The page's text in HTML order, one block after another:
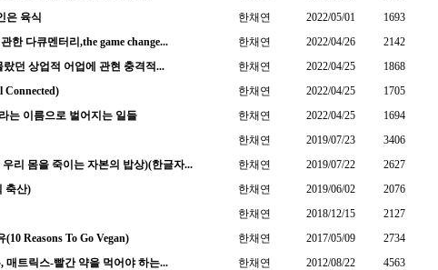
은 육식 한채연 2022/05/01 1693
한 다큐멘터리,the game change... 한채연 2022/04/26 2142
랐던 상업적 어업에 관현 충격적... 한채연 2022/04/25 1868
한채연 2022/04/25 1705
는 이름으로 벌어지는 일들 한채연 2022/04/25 1694
한채연 2019/07/23 3406
리 몸을 죽이는 자본의 밥상)(한글자... 한채연 2019/07/22 2627
축산) 한채연 2019/06/02 2076
한채연 2018/12/15 2127
Reasons To Go Vegan) 한채연 2017/05/09 2734
매트릭스-빨간 약을 먹어야 하는... 한채연 2012/08/22 4563